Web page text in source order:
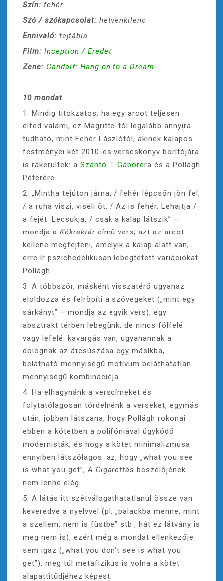
Szín: fehér
Szó / szókapcsolat: hetvenkilenc
Ennivaló: tejtábla
Film: Inception / Eredet
Zene: Gandalf: Hang on to a Dream
10 mondat
1. Mindig titokzatos, ha egy arcot teljesen
elfed valami, ez Magritte-tól legalább annyira
tudható, mint Fehér Lászlótól, akinek kalapos
festményei két 2010-es verseskönyv borítójára
is rákerültek: a Szántó T. Gáboréra és a Pollágh
Péterére.
2. „Mintha tejúton járna, / fehér lépcsőn jön fel,
/ a ruha viszi, viseli őt. / Az is fehér. Lehajtja /
a fejét. Lecsukja, / csak a kalap látszik” –
mondja a Kékraktár című vers, azt az arcot
kellene megfejteni, amelyik a kalap alatt van,
erre ír pszichedelikusan lebegtetett variációkat
Pollágh.
3. A többször, másként visszatérő ugyanaz
eloldozza és felröpíti a szövegeket („mint egy
sárkányt” – mondja az egyik vers), egy
absztrakt térben lebegünk, de nincs fölfelé
vagy lefelé: kavargás van, ugyanannak a
dolognak az átcsúszása egy másikba,
belátható mennyiségű motívum beláthatatlan
mennyiségű kombinációja.
4. Ha elhagynánk a verscímeket és
folytatólagosan tördelnénk a verseket, egymás
után, jobban látszana, hogy Pollágh rokonai
ebben a kötetben a polifóniával ügyködő
modernisták, és hogy a kötet minimalizmusa
ennyiben látszólagos: az, hogy „what you see
is what you get”,A Cigarettás beszélőjének
nem lenne elég.
5. A látás itt szétválogathatatlanul össze van
keveredve a nyelvvel (pl. „palackba menne, mint
a szellem, nem is füstbe” stb., hát ez látvány is
meg nem is), ezért még a mondat ellenkezője
sem igaz („what you don’t see is what you
get”), meg túl metafizikus is volna a kötet
alapattitűdjéhez képest.